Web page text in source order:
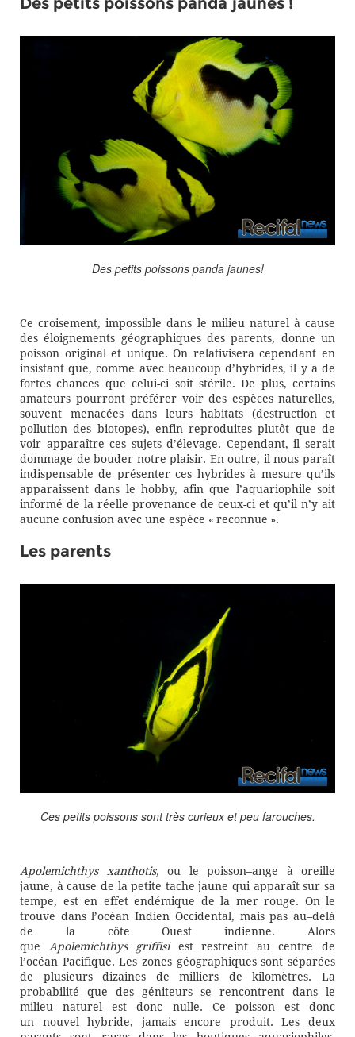
Des petits poissons panda jaunes!
Ce croisement, impossible dans le milieu naturel à cause
des éloignements géographiquesdes parents, donne un
poisson original et unique. On relativisera cependant en
insistant que, comme avec beaucoup d’hybrides, il y a de
fortes chances que celui-ci soit stérile. De plus, certains
amateurs pourront préférer voir des espèces naturelles,
souvent menacées dans leurs habitats (destruction et
pollution des biotopes), enfin reproduites plutôt que de
voir apparaître ces sujets d’élevage. Cependant, il serait
dommage de bouder notre plaisir. En outre, il nous paraît
indispensable de présenter ces hybrides à mesure qu’ils
apparaissent dans le hobby, afin que l’aquariophilesoit
informé de la réelle provenance de ceux-ciet qu’il n’y ait
aucune confusion avec une espèce « reconnue ».
Les parents
Ces petits poissons sont très curieux et peu farouches.
Apolemichthys xanthotis, ou le poisson–ange à oreille
jaune, à cause de la petite tache jaune qui apparaît sur sa
tempe, est en effet endémique de la mer rouge. On le
trouve dans l’océan Indien Occidental, mais pas au–delà
de la côteOuestindienne. Alors
que Apolemichthys griffisiest restreint au centre de
l’océan Pacifique. Les zones géographiques sont séparées
de plusieurs dizaines de milliers de kilomètres. La
probabilité que des géniteurs se rencontrent dans le
milieu naturel est donc nulle. Ce poisson est donc
un nouvel hybride, jamaisencore produit. Les deux